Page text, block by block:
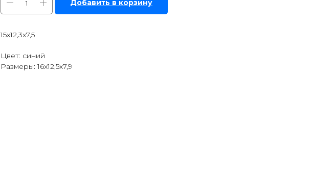
Добавить в корзину
15х12,3х7,5
Цвет: синий
Размеры: 16х12,5х7,9